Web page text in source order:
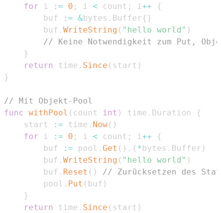
for i := 0 ; i < count ; i++
{
        buf
:= &bytes . Buffer{ }
        buf
. WriteString ( "hello world" )
// Keine Notwendigkeit zum Put,
}
return
time . Since ( start )
}
// Mit Objekt-Pool
func withPool ( count int ) time . Duration
{
    start
:= time . Now( )
for i := 0 ; i < count ; i++
{
        buf
:= pool . Get ( ) . ( * bytes . Buffer )
        buf
. WriteString ( "hello world" )
        buf
. Reset ( )
// Zurücksetzen des
        pool
. Put ( buf )
}
return
time . Since ( start )